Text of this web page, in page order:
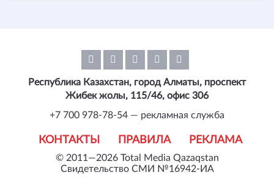
© 2011—2026 Total Media Qazaqstan
Свидетельство СМИ №16942-ИА
КОНТАКТЫ ПРАВИЛА РЕКЛАМА
Республика Казахстан, город Алматы, проспект
Жибек жолы, 115/46, офис 306
+7 700 978-78-54 — рекламная служба